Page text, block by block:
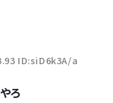
ID:siD6k3A/a
ろ